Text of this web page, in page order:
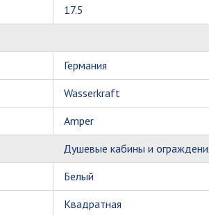
17.5
Германия
Wasserkraft
Amper
Душевые кабины и
Белый
Квадратная